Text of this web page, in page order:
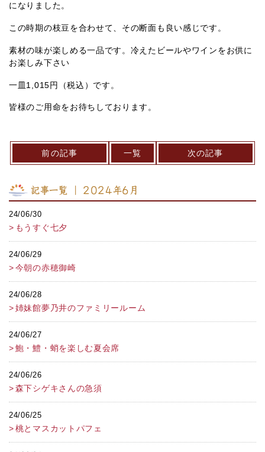
になりました。
この時期の枝豆を合わせて、その断面も良い感じです。
素材の味が楽しめる一品です。冷えたビールやワインをお供に
お楽しみ下さい
一皿1,015円（税込）です。
皆様のご用命をお待ちしております。
前の記事 一覧 次の記事
記事一覧 ｜ 2024年6月
24/06/30
もうすぐ七夕
24/06/29
今朝の赤穂御崎
24/06/28
姉妹館夢乃井のファミリールーム
24/06/27
鮑・鱧・蛸を楽しむ夏会席
24/06/26
森下シゲキさんの急須
24/06/25
桃とマスカットパフェ